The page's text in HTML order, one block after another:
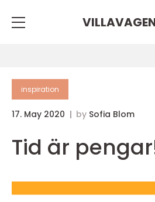
inspiration
17. May 2020 by Sofia Blom
Tid är